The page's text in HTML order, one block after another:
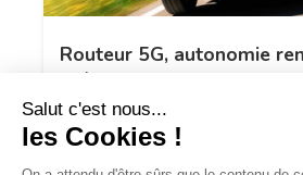
Routeur 5G, autonomie
présentation de l’Hymer
S Xperience